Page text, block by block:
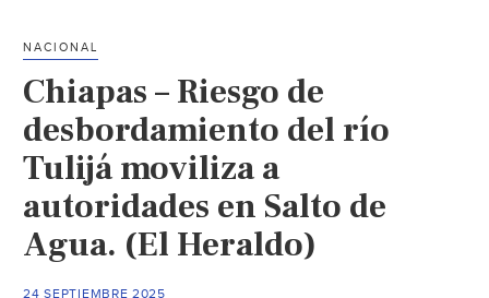
descubre
la
belleza
de
Las
Coloradas
la
NACIONAL
Chiapas – Riesgo de
desbordamiento del río
Tulijá moviliza a
autoridades en Salto de
Agua. (El Heraldo)
24 SEPTIEMBRE 2025